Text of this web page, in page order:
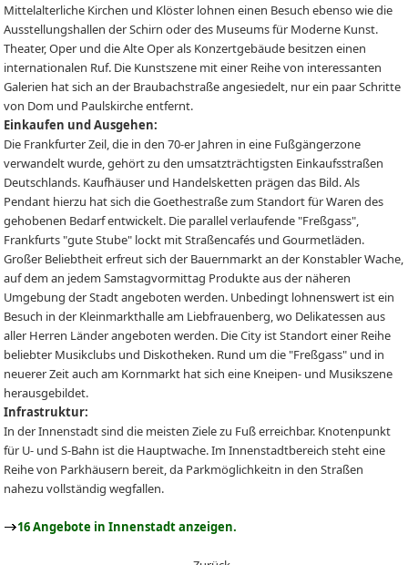
Mittelalterliche Kirchen und Klöster lohnen einen Besuch ebenso wie die
Ausstellungshallen der Schirn oder des Museums für Moderne Kunst.
Theater, Oper und die Alte Oper als Konzertgebäude besitzen einen
internationalen Ruf. Die Kunstszene mit einer Reihe von interessanten
Galerien hat sich an der Braubachstraße angesiedelt, nur ein paar Schritte
von Dom und Paulskirche entfernt.
Einkaufen und Ausgehen:
Die Frankfurter Zeil, die in den 70-er Jahren in eine Fußgängerzone
verwandelt wurde, gehört zu den umsatzträchtigsten Einkaufsstraßen
Deutschlands. Kaufhäuser und Handelsketten prägen das Bild. Als
Pendant hierzu hat sich die Goethestraße zum Standort für Waren des
gehobenen Bedarf entwickelt. Die parallel verlaufende "Freßgass",
Frankfurts "gute Stube" lockt mit Straßencafés und Gourmetläden.
Großer Beliebtheit erfreut sich der Bauernmarkt an der Konstabler Wache,
auf dem an jedem Samstagvormittag Produkte aus der näheren
Umgebung der Stadt angeboten werden. Unbedingt lohnenswert ist ein
Besuch in der Kleinmarkthalle am Liebfrauenberg, wo Delikatessen aus
aller Herren Länder angeboten werden. Die City ist Standort einer Reihe
beliebter Musikclubs und Diskotheken. Rund um die "Freßgass" und in
neuerer Zeit auch am Kornmarkt hat sich eine Kneipen- und Musikszene
herausgebildet.
Infrastruktur:
In der Innenstadt sind die meisten Ziele zu Fuß erreichbar. Knotenpunkt
für U- und S-Bahn ist die Hauptwache. Im Innenstadtbereich steht eine
Reihe von Parkhäusern bereit, da Parkmöglichkeitn in den Straßen
nahezu vollständig wegfallen.
16 Angebote in Innenstadt anzeigen.